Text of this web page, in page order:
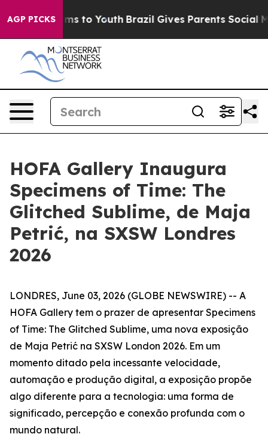
AGP PICKSHarms to Youth Brazil Gives Parents Social
HOFA Gallery Inaugura
Specimens of Time: The
Glitched Sublime, de Maja
Petrić, na SXSW Londres
2026
LONDRES, June 03, 2026 (GLOBE NEWSWIRE) -- A
HOFA Gallery tem o prazer de apresentar Specimens
of Time: The Glitched Sublime, uma nova exposição
de Maja Petrić na SXSW London 2026. Em um
momento ditado pela incessante velocidade,
automação e produção digital, a exposição propõe
algo diferente para a tecnologia: uma forma de
significado, percepção e conexão profunda com o
mundo natural.